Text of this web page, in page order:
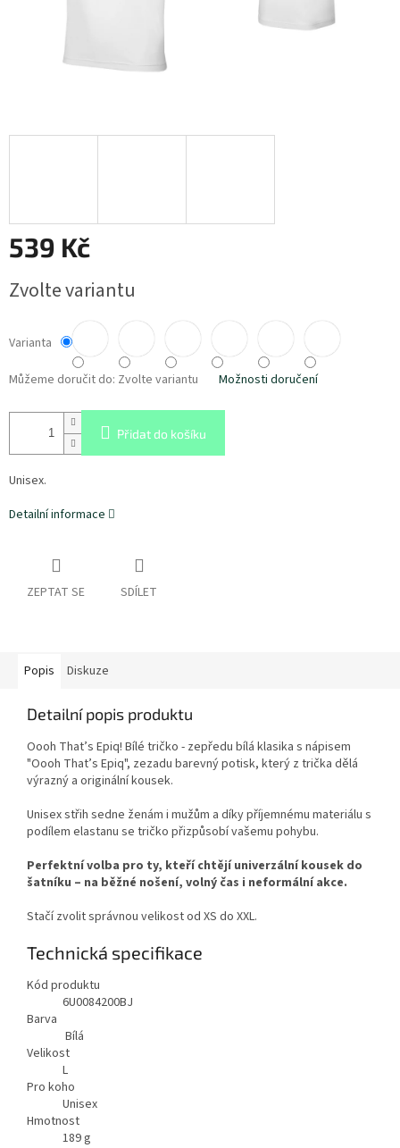
539 Kč
cena:
Zvolte variantu
Varianta
Můžeme doručit do: Zvolte variantu Možnosti doručení
Přidat do košíku
Unisex.
Detailní informace
ZEPTAT SE SDÍLET
Popis Diskuze
Detailní popis produktu
Oooh That’s Epiq! Bílé tričko - zepředu bílá klasika s nápisem
"Oooh That’s Epiq", zezadu barevný potisk, který z trička dělá
výrazný a originální kousek.
Unisex střih sedne ženám i mužům a díky příjemnému materiálu s
podílem elastanu se tričko přizpůsobí vašemu pohybu.
Perfektní volba pro ty, kteří chtějí univerzální kousek do
šatníku – na běžné nošení, volný čas i neformální akce.
Stačí zvolit správnou velikost od XS do XXL.
Technická specifikace
Kód produktu
6U0084200BJ
Barva
Bílá
Velikost
L
Pro koho
Unisex
Hmotnost
189g